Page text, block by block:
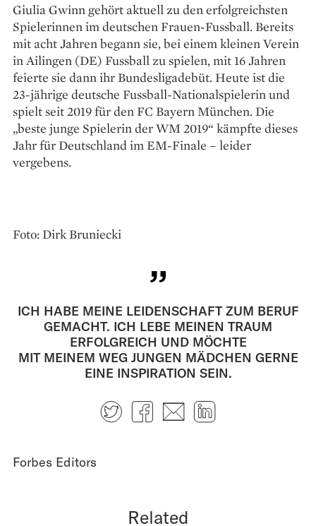
Giulia Gwinn gehört aktuell zu den erfolgreichsten
Spielerinnen im deutschen Frauen-Fussball. Bereits
mit acht Jahren begann sie, bei einem kleinen Verein
in Ailingen (DE) Fussball zu spielen, mit 16 Jahren
feierte sie dann ihr Bundesligadebüt. Heute ist die
23-jährige deutsche Fussball-Nationalspielerin und
spielt seit 2019 für den FC Bayern München. Die
„beste junge Spielerin der WM 2019“ kämpfte dieses
Jahr für Deutschland im EM-Finale – leider
vergebens.
Foto: Dirk Bruniecki
ICH HABE MEINE LEIDENSCHAFT ZUM BERUF
GEMACHT. ICH LEBE MEINEN TRAUM
ERFOLGREICH UND MÖCHTE
MIT MEINEM WEG JUNGEN MÄDCHEN GERNE
EINE INSPIRATION SEIN.
TwitterFacebook
E-mail
Forbes Editors
Related